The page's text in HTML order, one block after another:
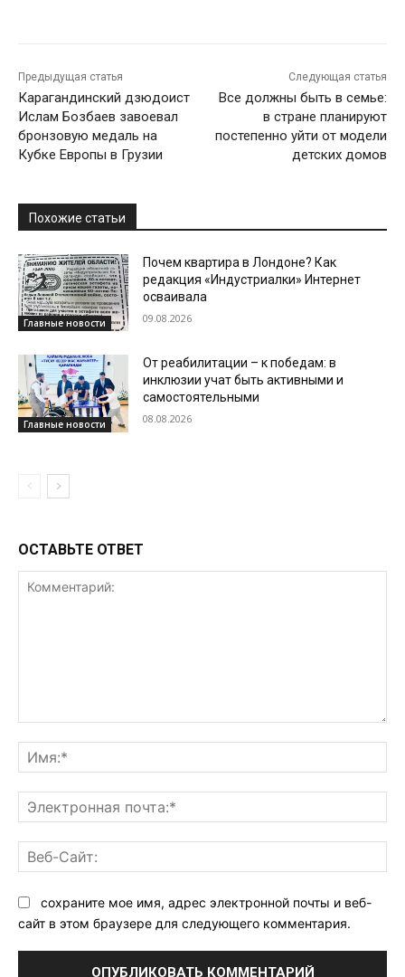
Предыдущая статья
Карагандинский дзюдоист
Ислам Бозбаев завоевал
бронзовую медаль на
Кубке Европы в Грузии
Следующая статья
Все должны быть в семье:
в стране планируют
постепенно уйти от модели
детских домов
Похожие статьи
Главные новости
Почем квартира в Лондоне? Как
редакция «Индустриалки» Интернет
осваивала
09.08.2026
Главные новости
От реабилитации – к победам: в
инклюзии учат быть активными и
самостоятельными
08.08.2026
ОСТАВЬТЕ ОТВЕТ
сохраните мое имя, адрес электронной почты и веб-
сайт в этом браузере для следующего комментария.